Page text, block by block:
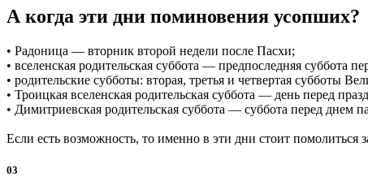
А когда эти дни поминовения усопших?
• Радоница — вторник второй недели после Пасхи;
• вселенская родительская суббота — предпоследняя суббота
• родительские субботы: вторая, третья и четвертая субботы
• Троицкая вселенская родительская суббота — день перед
• Димитриевская родительская суббота — суббота перед днем
Если есть возможность, то именно в эти дни стоит помолиться
03